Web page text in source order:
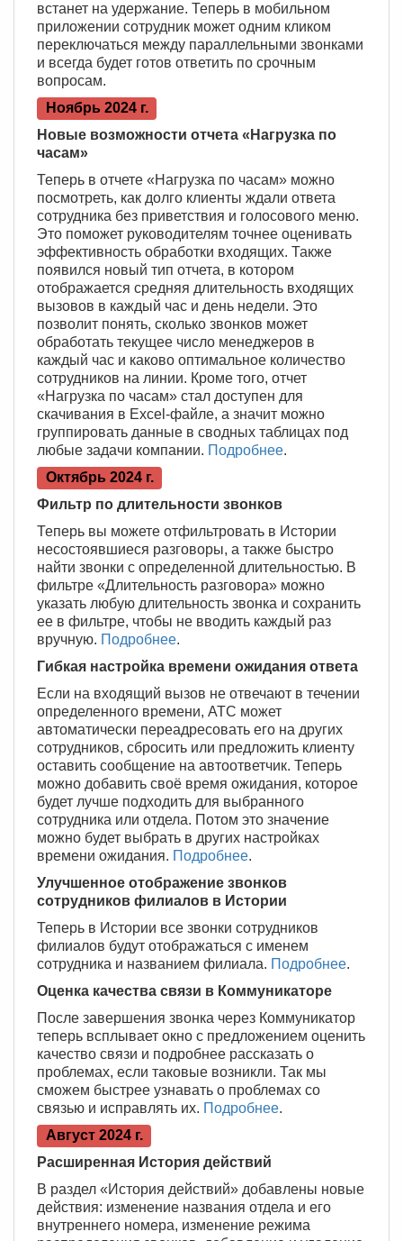
встанет на удержание. Теперь в мобильном
приложении сотрудник может одним кликом
переключаться между параллельными звонками
и всегда будет готов ответить по срочным
вопросам.
Ноябрь 2024 г.
Новые возможности отчета «Нагрузка по
часам»
Теперь в отчете «Нагрузка по часам» можно
посмотреть, как долго клиенты ждали ответа
сотрудника без приветствия и голосового меню.
Это поможет руководителям точнее оценивать
эффективность обработки входящих. Также
появился новый тип отчета, в котором
отображается средняя длительность входящих
вызовов в каждый час и день недели. Это
позволит понять, сколько звонков может
обработать текущее число менеджеров в
каждый час и каково оптимальное количество
сотрудников на линии. Кроме того, отчет
«Нагрузка по часам» стал доступен для
скачивания в Excel-файле, а значит можно
группировать данные в сводных таблицах под
любые задачи компании. Подробнее.
Октябрь 2024 г.
Фильтр по длительности звонков
Теперь вы можете отфильтровать в Истории
несостоявшиеся разговоры, а также быстро
найти звонки с определенной длительностью. В
фильтре «Длительность разговора» можно
указать любую длительность звонка и сохранить
ее в фильтре, чтобы не вводить каждый раз
вручную. Подробнее.
Гибкая настройка времени ожидания ответа
Если на входящий вызов не отвечают в течении
определенного времени, АТС может
автоматически переадресовать его на других
сотрудников, сбросить или предложить клиенту
оставить сообщение на автоответчик. Теперь
можно добавить своё время ожидания, которое
будет лучше подходить для выбранного
сотрудника или отдела. Потом это значение
можно будет выбрать в других настройках
времени ожидания. Подробнее.
Улучшенное отображение звонков
сотрудников филиалов в Истории
Теперь в Истории все звонки сотрудников
филиалов будут отображаться с именем
сотрудника и названием филиала. Подробнее.
Оценка качества связи в Коммуникаторе
После завершения звонка через Коммуникатор
теперь всплывает окно с предложением оценить
качество связи и подробнее рассказать о
проблемах, если таковые возникли. Так мы
сможем быстрее узнавать о проблемах со
связью и исправлять их. Подробнее.
Август 2024 г.
Расширенная История действий
В раздел «История действий» добавлены новые
действия: изменение названия отдела и его
внутреннего номера, изменение режима